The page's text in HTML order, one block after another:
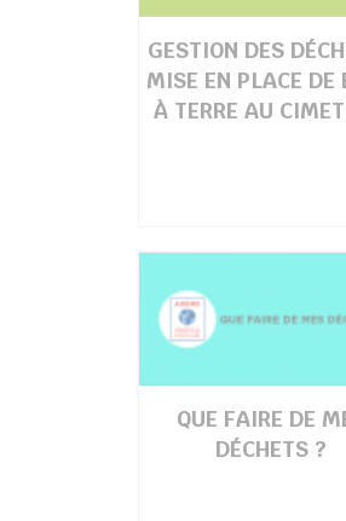
GESTION DES
MISE EN PLACE DE
À TERRE AU
QUE FAIRE DE
DÉCHETS ?